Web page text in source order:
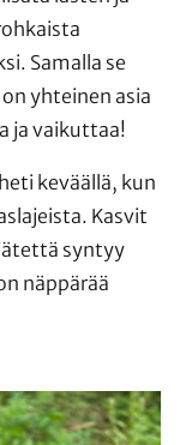
Samalla se
yhteinen asia
ja vaikuttaa!
keväällä, kun
Kasvit
syntyy
näppärää